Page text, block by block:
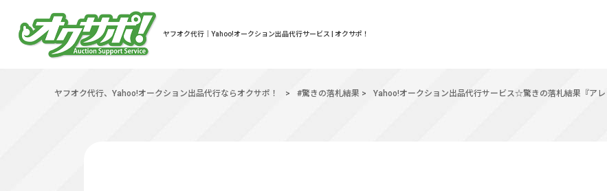
ヤフオク代行｜Yahoo!オークション出品代行サービス | オクサポ！
ヤフオク代行、Yahoo!オークション出品代行ならオクサポ！ > #驚きの落札結果 > Yahoo!オークション出品代行サービス☆驚きの落札結果『アレ